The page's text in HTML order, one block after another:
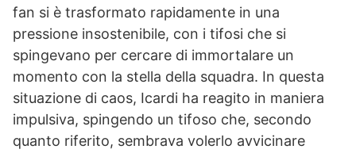
fan si è trasformato rapidamente in una
pressione insostenibile, con i tifosi che si
spingevano per cercare di immortalare un
momento con la stella della squadra. In questa
situazione di caos, Icardi ha reagito in maniera
impulsiva, spingendo un tifoso che, secondo
quanto riferito, sembrava volerlo avvicinare